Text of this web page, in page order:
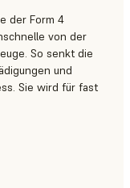
der Form 4
von der
So senkt die
und
Sie wird für fast